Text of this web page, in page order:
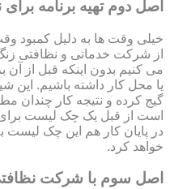
اصل دوم تهیه برنامه
خیلی وقت ها به دلیل کمبود
از شرکت خدماتی و نظافتی
می کنیم بدون اینکه قبل از
یا محل کار داشته باشیم. این
گیج کرده و نتیجه کار چندان
است از قبل یک چک لیست
در پایان کار هم این چک
خواهد کرد.
اصل سوم با شرکت